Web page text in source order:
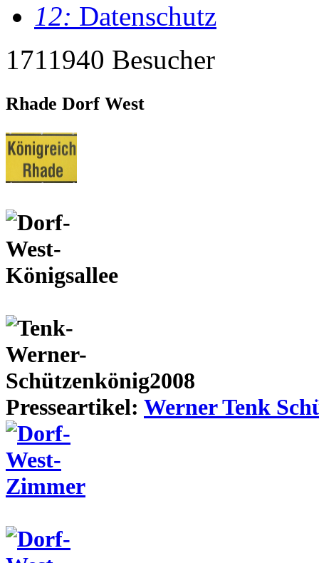
12: Datenschutz
1711940 Besucher
Rhade Dorf West
Presseartikel: Werner Tenk